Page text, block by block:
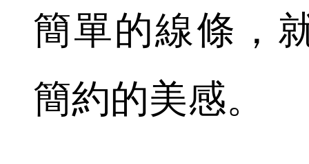
簡單的線條，
簡約的美感。